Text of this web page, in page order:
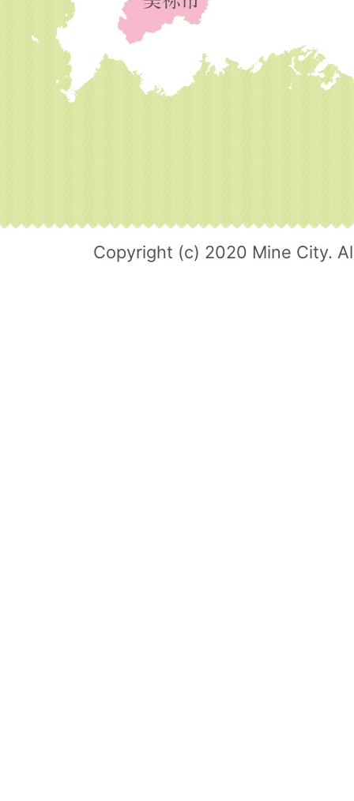
Copyright (c) 2020 Mine City.